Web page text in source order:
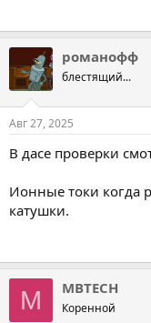
романофф
блестящий...
Авг 27, 2025
В дасе проверки
Ионные токи когда
катушки.
M MBTECH
Коренной